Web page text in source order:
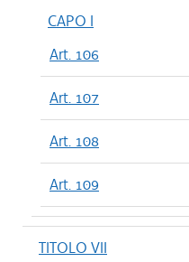
CAPO I
Art. 106
Art. 107
Art. 108
Art. 109
TITOLO VII